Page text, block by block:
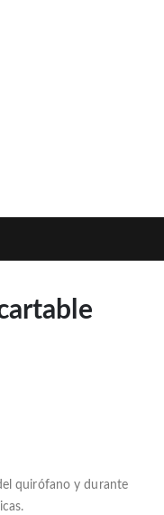
quirófano y durante